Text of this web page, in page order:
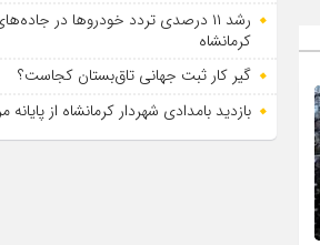
رشد ۱۱ درصدی تردد خودروها در
کرمانشاه
گیر کار ثبت جهانی تاق‌بستان کجاست؟
بازدید بامدادی شهردار کرمانشاه از